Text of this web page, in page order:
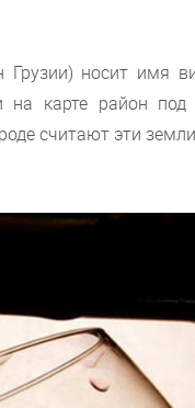
Грузии) носит имя
на карте район
считают эти